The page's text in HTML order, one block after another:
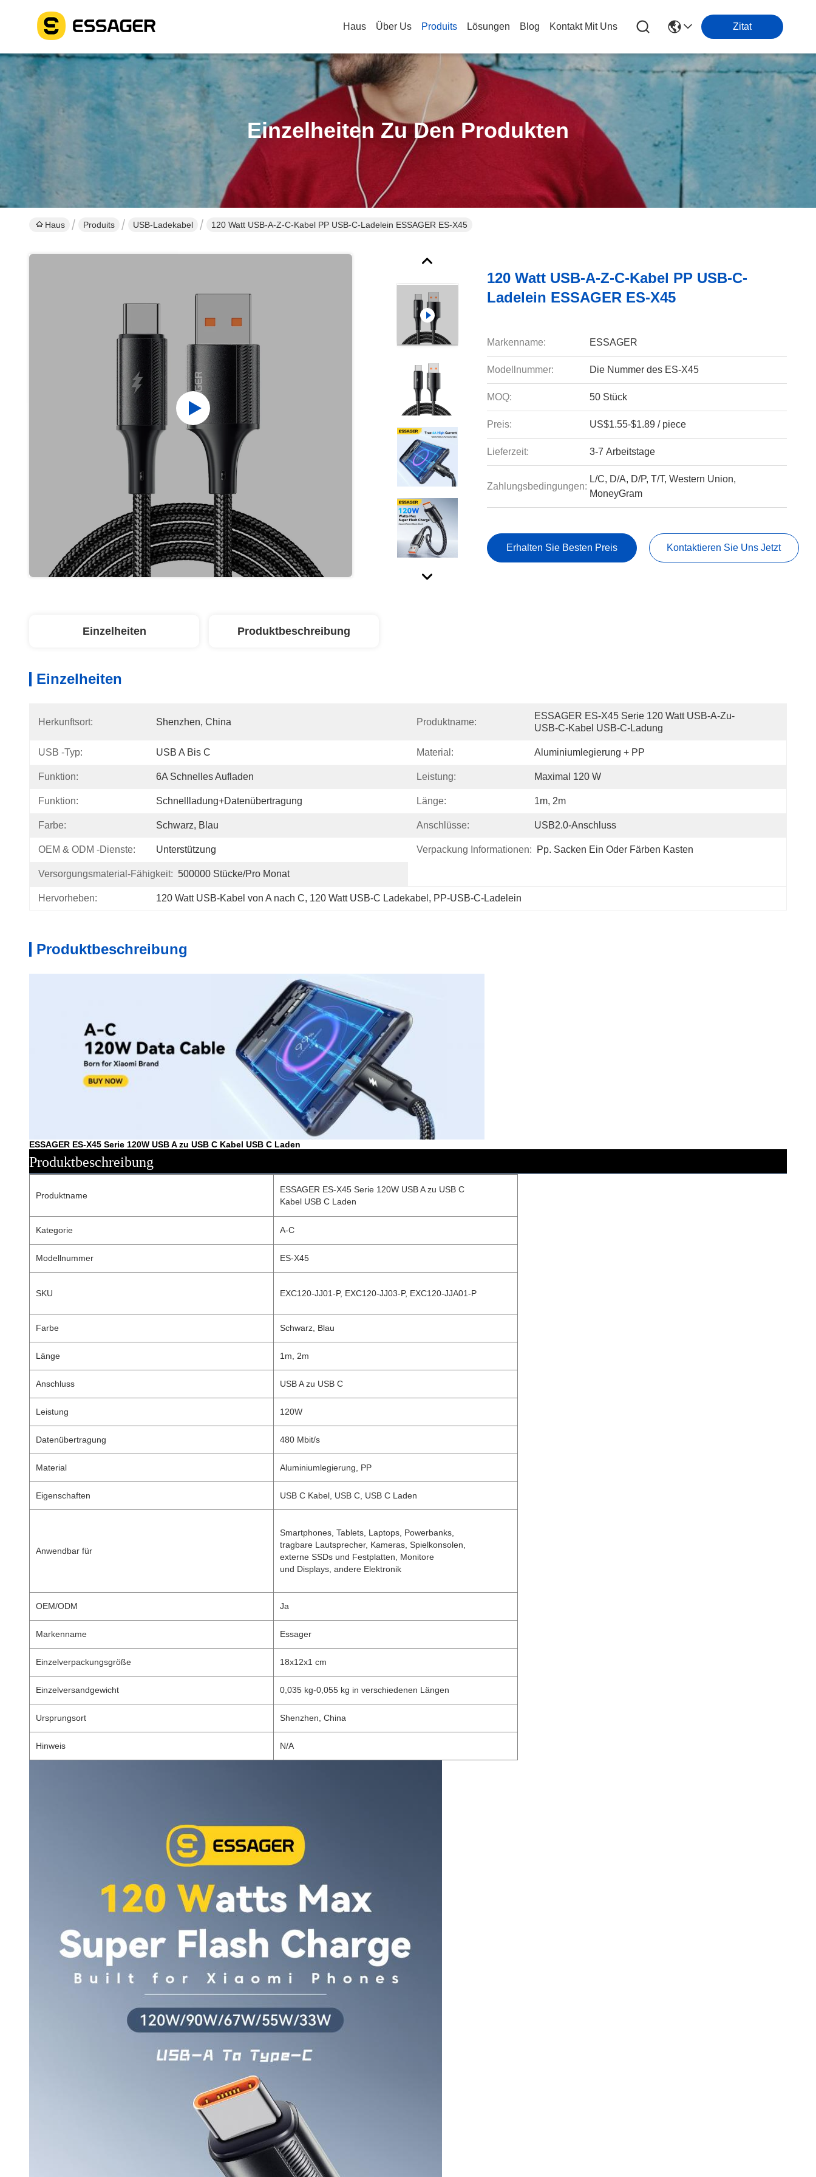
Haus Über Us Produits Lösungen Blog Kontakt Mit Uns Zitat
Einzelheiten Zu Den Produkten
Haus Produits USB-Ladekabel 120 Watt USB-A-Z-C-Kabel PP USB-C-Ladelein ESSAGER ES-X45
120 Watt USB-A-Z-C-Kabel PP USB-C-
Ladelein ESSAGER ES-X45
Markenname: ESSAGER
Modellnummer: Die Nummer des ES-X45
MOQ: 50 Stück
Preis: US$1.55-$1.89 / piece
Lieferzeit: 3-7 Arbeitstage
Zahlungsbedingungen:
L/C, D/A, D/P, T/T, Western Union,
MoneyGram
Erhalten Sie Besten Preis Kontaktieren Sie Uns Jetzt
Einzelheiten Produktbeschreibung
Einzelheiten
Herkunftsort: Shenzhen, China Produktname:
ESSAGER ES-X45 Serie 120 Watt USB-A-Zu-
USB-C-Kabel USB-C-Ladung
USB -Typ: USB A Bis C Material: Aluminiumlegierung + PP
Funktion: 6A Schnelles Aufladen Leistung: Maximal 120 W
Funktion: Schnellladung+Datenübertragung Länge: 1m, 2m
Farbe: Schwarz, Blau Anschlüsse: USB2.0-Anschluss
OEM & ODM -Dienste: Unterstützung Verpackung Informationen: Pp. Sacken Ein Oder Färben Kasten
Versorgungsmaterial-Fähigkeit: 500000 Stücke/pro Monat
Hervorheben: 120 Watt USB-Kabel von A nach C, 120 Watt USB-C Ladekabel , PP-USB-C-Ladelein
Produktbeschreibung
ESSAGER ES-X45 Serie 120W USB A zu USB C Kabel USB C Laden
Produktbeschreibung
Produktname
ESSAGER ES-X45 Serie 120W USB A zu USB C
Kabel USB C Laden
Kategorie A-C
Modellnummer ES-X45
SKU EXC120-JJ01-P, EXC120-JJ03-P, EXC120-JJA01-P
Farbe Schwarz, Blau
Länge 1m, 2m
Anschluss USB A zu USB C
Leistung 120W
Datenübertragung 480 Mbit/s
Material Aluminiumlegierung, PP
Eigenschaften USB C Kabel, USB C, USB C Laden
Anwendbar für
Smartphones, Tablets, Laptops, Powerbanks,
tragbare Lautsprecher, Kameras, Spielkonsolen,
externe SSDs und Festplatten, Monitore
und Displays, andere Elektronik
OEM/ODM Ja
Markenname Essager
Einzelverpackungsgröße 18x12x1 cm
Einzelversandgewicht 0,035 kg-0,055 kg in verschiedenen Längen
Ursprungsort Shenzhen, China
Hinweis N/A